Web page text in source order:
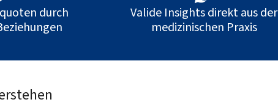
durch
Valide Insights direkt aus der
medizinischen Praxis